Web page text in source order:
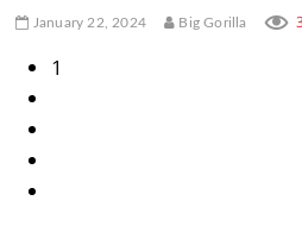
c
o
o
.
m
January 22, 2024 Big Gorilla
1